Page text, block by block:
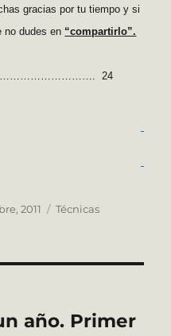
gracias por tu tiempo y si
no dudes en “compartirlo”.
24
2011 Categorías
Técnicas
año. Primer